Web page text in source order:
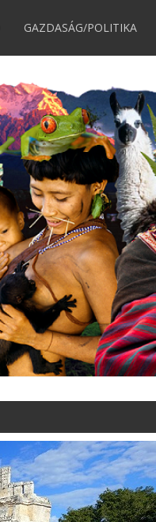
GAZDASÁG/POLITIKA